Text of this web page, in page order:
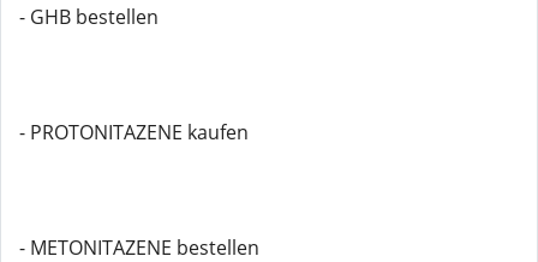
- GHB bestellen
- PROTONITAZENE kaufen
- METONITAZENE bestellen